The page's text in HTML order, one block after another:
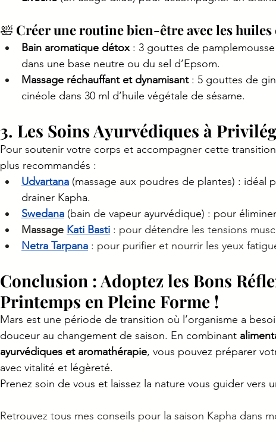
🛀 Créer une routine bien-être avec les huiles
Bain aromatique détox : 3 gouttes de
dans une base neutre ou du sel d’Epsom.
Massage réchauffant et dynamisant : 5 gouttes de
cinéole dans 30 ml d’huile végétale de sésame.
3. Les Soins Ayurvédiques à
Pour soutenir votre corps et accompagner cette
plus recommandés :
Udvartana (massage aux poudres de plantes) : idéal
drainer Kapha.
Swedana (bain de vapeur ayurvédique) : pour
Massage Kati Basti : pour détendre les tensions
Netra Tarpana : pour purifier et nourrir les yeux
Conclusion : Adoptez les Bons
Printemps en Pleine Forme !
Mars est une période de transition où l’organisme a
douceur au changement de saison. En combinant
ayurvédiques et aromathérapie, vous pouvez préparer
avec vitalité et légèreté.
Prenez soin de vous et laissez la nature vous guider vers
Retrouvez tous mes conseils pour la saison Kapha dans